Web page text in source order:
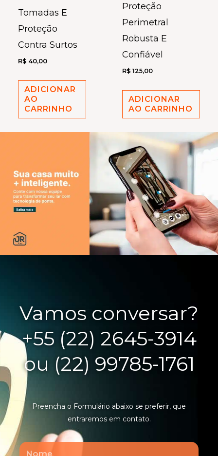
Tomadas E
Proteção
Contra Surtos
R$ 40,00
ADICIONAR
AO
CARRINHO
Proteção
Perimetral
Robusta E
Confiável
R$ 125,00
ADICIONAR
AO CARRINHO
Vamos conversar?
+55 (22) 2645-3914
ou (22) 99785-1761
Preencha o Formulário abaixo se preferir, que
entraremos em contato.
Nome